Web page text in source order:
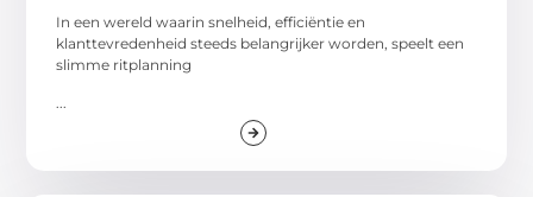
In een wereld waarin snelheid, efficiëntie en
klanttevredenheid steeds belangrijker worden, speelt een
slimme ritplanning
...